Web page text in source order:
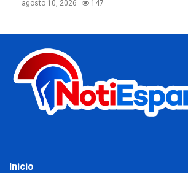
agosto 10, 2026 147
Inicio